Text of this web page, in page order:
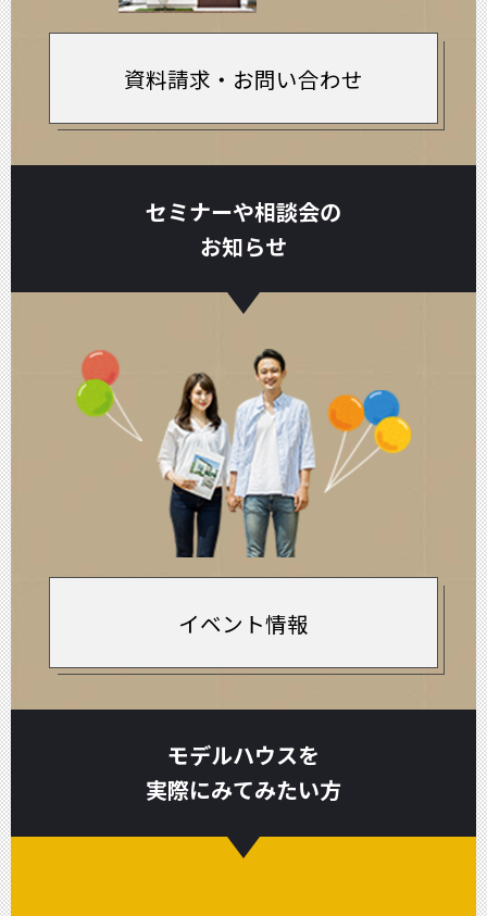
資料請求・お問い合わせ
セミナーや相談会の
お知らせ
イベント情報
モデルハウスを
実際にみてみたい方